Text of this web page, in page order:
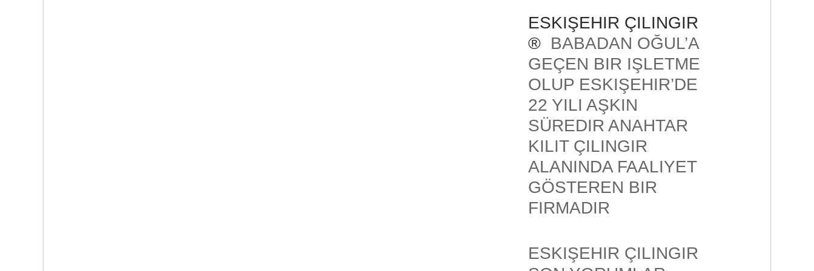
ESKIŞEHIR ÇILINGIR
® BABADAN OĞUL’A
GEÇEN BIR IŞLETME
OLUP ESKIŞEHIR’DE
22 YILI AŞKIN
SÜREDIR ANAHTAR
KILIT ÇILINGIR
ALANINDA FAALIYET
GÖSTEREN BIR
FIRMADIR
ESKIŞEHIR ÇILINGIR